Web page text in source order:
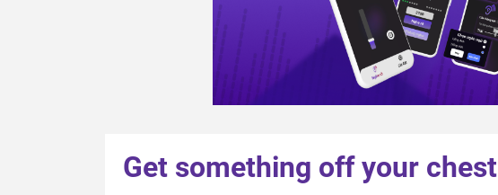
Get something off your chest